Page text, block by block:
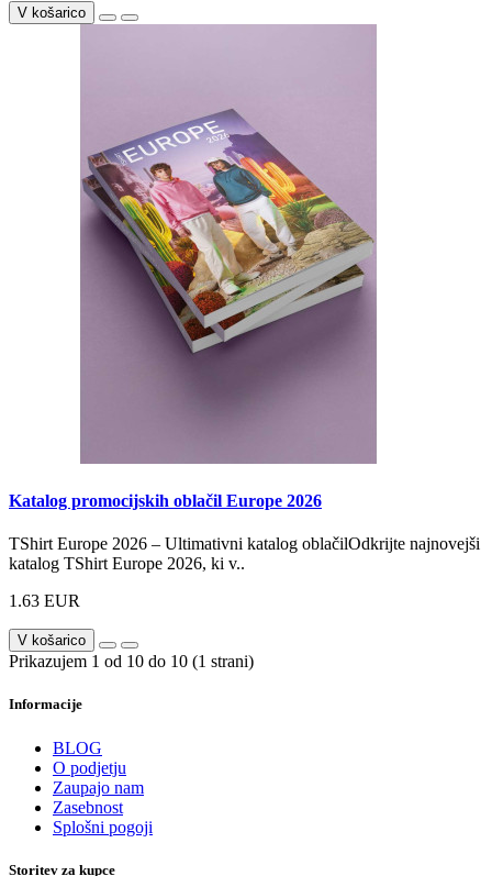
V košarico
Katalog promocijskih oblačil Europe 2026
TShirt Europe 2026 – Ultimativni katalog oblačilOdkrijte najnovejši
katalog TShirt Europe 2026, ki v..
1.63 EUR
V košarico
Prikazujem 1 od 10 do 10 (1 strani)
Informacije
BLOG
O podjetju
Zaupajo nam
Zasebnost
Splošni pogoji
Storitev za kupce